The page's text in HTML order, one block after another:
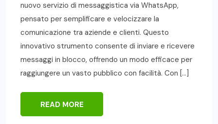
nuovo servizio di messaggistica via WhatsApp,
pensato per semplificare e velocizzare la
comunicazione tra aziende e clienti. Questo
innovativo strumento consente di inviare e ricevere
messaggi in blocco, offrendo un modo efficace per
raggiungere un vasto pubblico con facilità. Con […]
READ MORE